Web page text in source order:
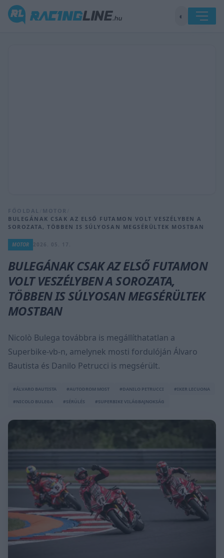
◐
FŐOLDAL MOTOR
BULEGÁNAK CSAK AZ ELSŐ FUTAMON VOLT VESZÉLYBEN A
SOROZATA, TÖBBEN IS SÚLYOSAN MEGSÉRÜLTEK MOSTBAN
MOTOR
BULEGÁNAK CSAK AZ ELSŐ FUTAMON
VOLT VESZÉLYBEN A SOROZATA,
TÖBBEN IS SÚLYOSAN MEGSÉRÜLTEK
MOSTBAN
Nicolò Bulega továbbra is megállíthatatlan a
Superbike-vb-n, amelynek mosti fordulóján Álvaro
Bautista és Danilo Petrucci is megsérült.
#ÁLVARO BAUTISTA #AUTODROM MOST #DANILO PETRUCCI
#IKER LECUONA
#NICOLO BULEGA
#SÉRÜLÉS #SUPERBIKE VILÁGBAJNOKSÁG